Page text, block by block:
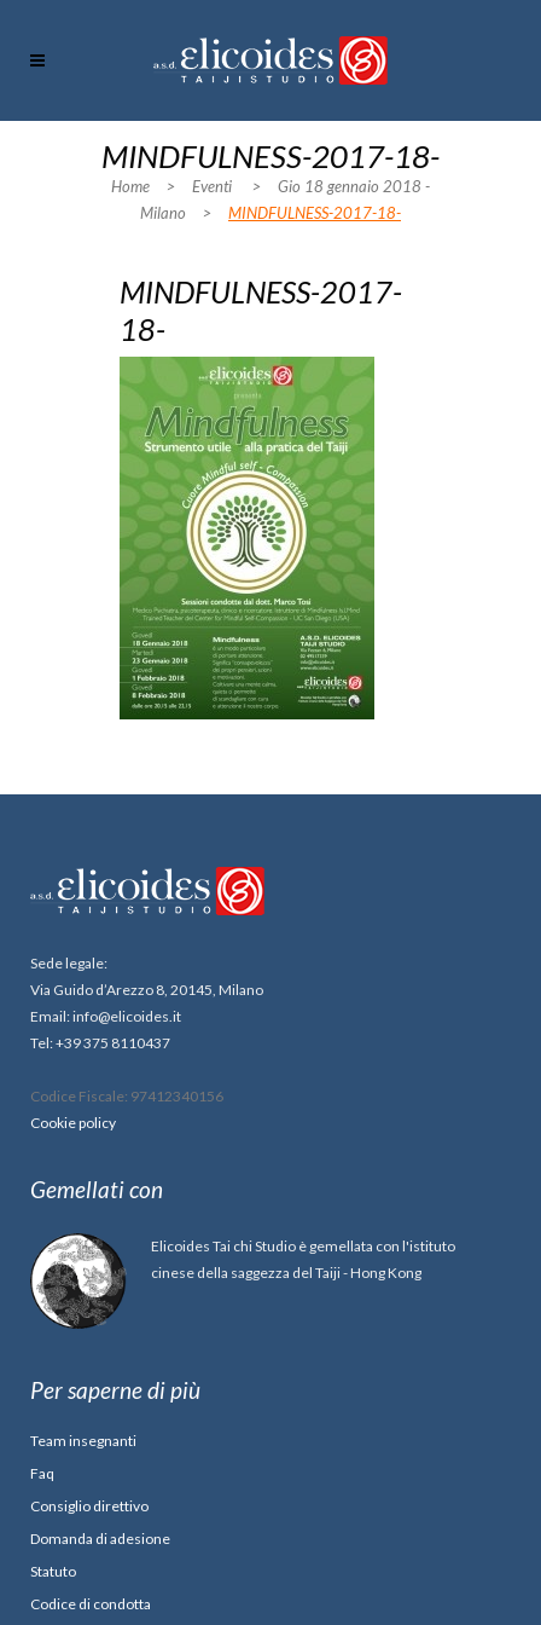
MINDFULNESS-2017-18-
Home > Eventi >
Gio 18 gennaio 2018 -
Milano
> MINDFULNESS-2017-18-
MINDFULNESS-2017-
18-
Sede legale:
Via Guido d’Arezzo 8, 20145, Milano
Email: info@elicoides.it
Tel: +39 375 8110437
Codice Fiscale: 97412340156
Cookie policy
Gemellati con
Elicoides Tai chi Studio è gemellata con l'istituto
cinese della saggezza del Taiji - Hong Kong
Per saperne di più
Team insegnanti
Faq
Consiglio direttivo
Domanda di adesione
Statuto
Codice di condotta